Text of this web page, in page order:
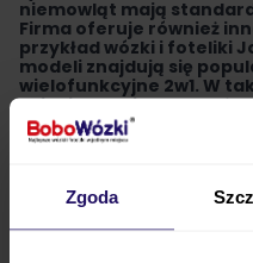
Zgoda
niemowląt mają
Firma oferuje również
przykład wózki i foteliki
modeli znajdują się
wielofunkcyjne 2w1. W
dziecięce Joie
dopasowane do niej
spacerowe.
dziecka.
przeznaczone są dla